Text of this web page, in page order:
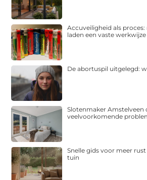
Accuveiligheid als
laden een vaste werkwijze
De abortuspil uitgelegd:
Slotenmaker Amstelveen
veelvoorkomende
Snelle gids voor meer
tuin